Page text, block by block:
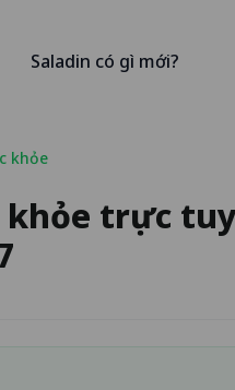
Saladin có gì mới?
khỏe
khỏe trực